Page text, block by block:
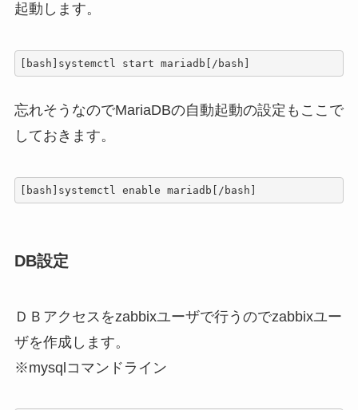
起動します。
[bash]systemctl start mariadb[/bash]
忘れそうなのでMariaDBの自動起動の設定もここで
しておきます。
[bash]systemctl enable mariadb[/bash]
DB設定
ＤＢアクセスをzabbixユーザで行うのでzabbixユー
ザを作成します。
※mysqlコマンドライン